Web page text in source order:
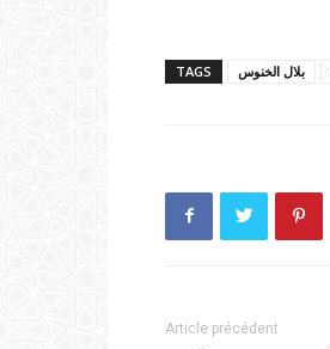
TAGS بلال الخنوس
Article précédent